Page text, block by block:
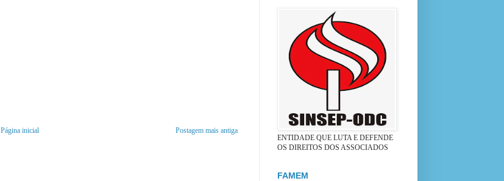
Postagem mais antiga
Página inicial
ENTIDADE QUE LUTA E DEFENDE
OS DIREITOS DOS ASSOCIADOS
FAMEM